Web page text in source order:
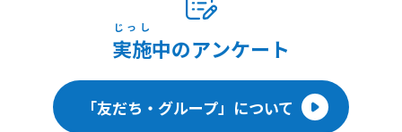
実施
じっし
中のアンケート
「友だち・グループ」について